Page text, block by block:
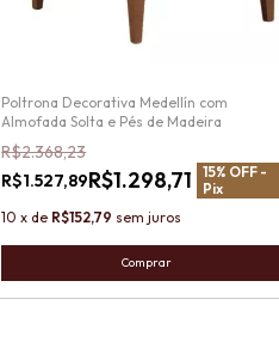
Poltrona Decorativa Medellín com
Almofada Solta e Pés de Madeira
R$2.368,23
R$1.527,89R$1.298,71 15% OFF -
Pix
10 x de R$152,79 sem juros